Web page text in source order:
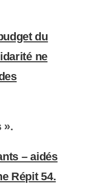
du
ne
».
– aidés
Répit 54.